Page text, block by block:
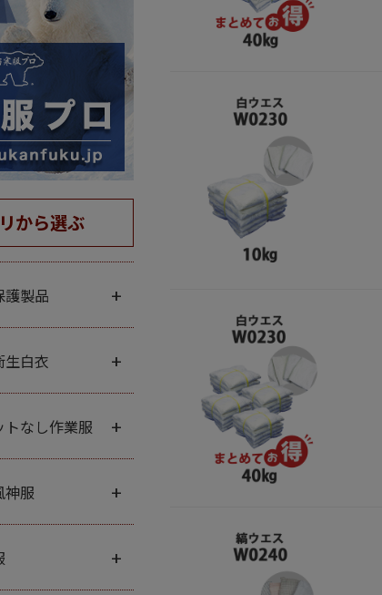
から選ぶ
護製品 +
生白衣 +
トなし作業服 +
神服 +
+